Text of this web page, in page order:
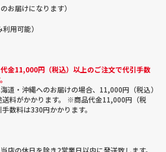
お届けになります）
用可能）
金11,000円（税込）以上のご注文で代引手数
道・沖縄へのお届けの場合、11,000円（税込）
送料がかかります。 ※商品代金11,000円（税
数料は330円かかります。
店の休日を除き2営業日以内に発送致します。